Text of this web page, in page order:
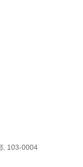
, 103-0004